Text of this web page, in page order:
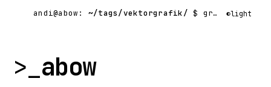
andi@abow: ~/tags/vektorgrafik/ $ grep -rl ◐light
>_abow